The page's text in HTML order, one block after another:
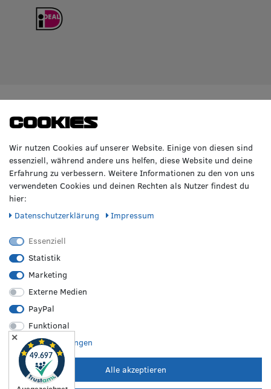
GERNE!
Heinrich-Hasemeier-Straße 36
49076 Osnabrück
Telefon: 0541 / 800 085 06
WhatsApp: 0541 / 800 085 06
Fax: 0541 / 40 99 084
BMW
Mercedes Benz
AMG
Audi
Sonstige Marken
REIFEN &
Sommerreifen
Winterreifen
Allwetterreifen
Originale Räder
Bestpreisgarantie
Leistungen vor Ort
Versand
Zahlungsarten
Cookies
Wir nutzen Cookies auf unserer Website. Einige von diesen sind
essenziell, während andere uns helfen, diese Website und deine
Erfahrung zu verbessern. Weitere Informationen zu den von uns
verwendeten Cookies und deinen Rechten als Nutzer findest du
hier:
Daten­schutz­erklärung
Impressum
Essenziell
Statistik
Marketing
Externe Medien
PayPal
Funktional
Weitere Einstellungen
Alle akzeptieren
✕